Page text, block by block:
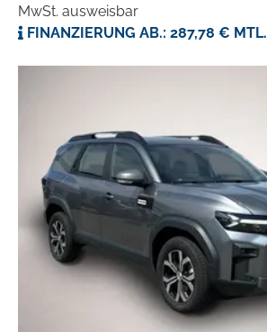
MwSt. ausweisbar
FINANZIERUNG AB.: 287,78 € MTL.